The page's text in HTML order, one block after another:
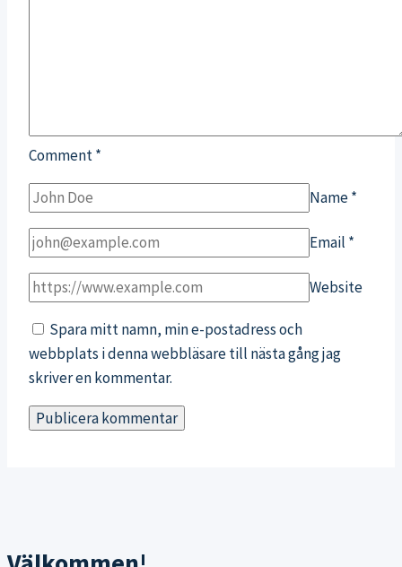
Comment*
Name*
Email *
Website
Spara mitt namn, min e-postadress och
webbplats i denna webbläsare till nästa gång jag
skriver en kommentar.